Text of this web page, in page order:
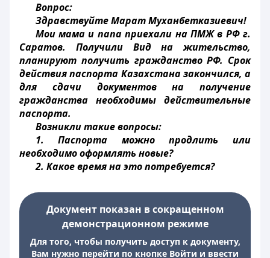
Вопрос:
Здравствуйте Марат Муханбетказиевич!
Мои мама и папа приехали на ПМЖ в РФ г.
Саратов. Получили Вид на жительство,
планируют получить гражданство РФ. Срок
действия паспорта Казахстана закончился, а
для сдачи документов на получение
гражданства необходимы действительные
паспорта.
Возникли такие вопросы:
1. Паспорта можно продлить или
необходимо оформлять новые?
2. Какое время на это потребуется?
Документ показан в сокращенном
демонстрационном режиме
Для того, чтобы получить доступ к документу,
Вам нужно перейти по кнопке Войти и ввести